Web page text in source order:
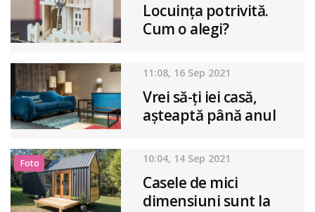
Locuința potrivită.
Cum o alegi?
11:08, 16 Sep 2021
Vrei să-ți iei casă,
așteaptă până anul
Foto 10:04, 14 Sep 2021
Casele de mici
dimensiuni sunt la